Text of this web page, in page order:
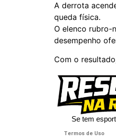
A derrota
queda física.
O elenco rubro-
desempenho
Com o
Se tem
Termos de Uso